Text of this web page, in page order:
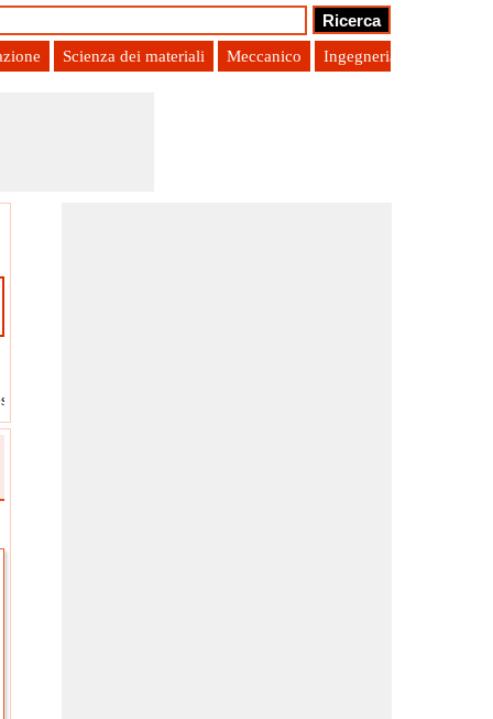
Scienza dei materiali Meccanico Ingegneria di
ridotta